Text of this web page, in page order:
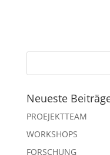
Neueste
PROEJEKTTEAM
WORKSHOPS
FORSCHUNG